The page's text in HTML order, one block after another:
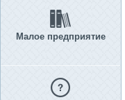
Малое предприятие